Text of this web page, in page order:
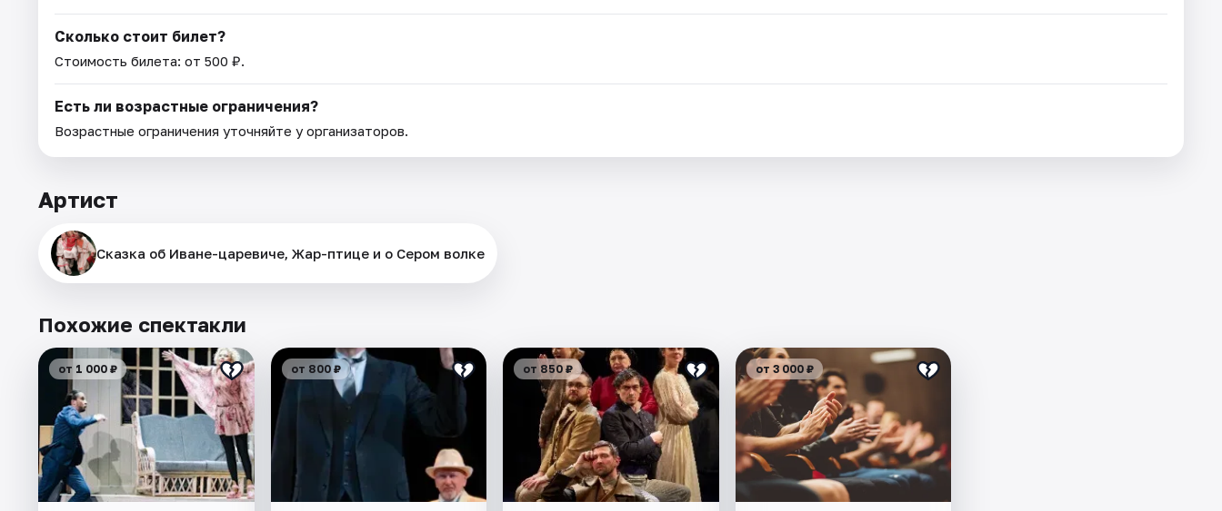
Сколько стоит билет?
Стоимость билета: от 500 ₽.
Есть ли возрастные ограничения?
Возрастные ограничения уточняйте у организаторов.
Артист
Сказка об Иване-царевиче, Жар-птице и о Сером волке
Похожие спектакли
от 1 000 ₽ от 800 ₽ от 850 ₽ от 3 000 ₽